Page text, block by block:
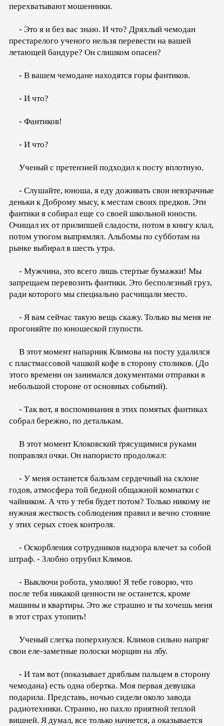
перехватывают мошенники.
- Это я и без вас знаю. И что? Дряхлый чемодан
престарелого ученого нельзя перевести на вашей
летающей бандуре? Он слишком опасен?
- В вашем чемодане находятся горы фантиков.
- И что?
- Фантиков!
- И что?
Ученый с претензией подходил к посту вплотную.
- Слушайте, юноша, я еду доживать свои невзрачные
деньки к Доброму мысу, к местам своих предков. Эти
фантики я собирал еще со своей школьной юности.
Очищал их от прилипшей сладости, потом в книгу клал,
потом утюгом выпрямлял. Альбомы по субботам на
рынке выбирал в шесть утра.
- Мужчина, это всего лишь стертые бумажки! Мы
запрещаем перевозить фантики. Это бесполезный груз,
ради которого мы специально расчищали место.
- Я вам сейчас такую вещь скажу. Только вы меня не
прогоняйте по юношеской глупости.
В этот момент напарник Климова на посту удалился
с пластмассовой чашкой кофе в сторону столиков. (До
этого времени он занимался документами отправки в
небольшой стороне от основных событий).
- Так вот, я воспоминания в этих помятых фантиках
собрал бережно, по деталькам.
В этот момент Клоковский трясущимися руками
поправлял очки. Он напористо продолжал:
- У меня останется бальзам сердечный на склоне
годов, атмосфера той бедной общажной комнатки с
чайником. А что у тебя будет потом? Только никому не
нужная жесткость соблюдения правил и вечно стояние
у этих серых стоек контроля.
- Оскорбления сотрудников надзора влечет за собой
штраф. - Злобно отрубил Климов.
- Выключи робота, умоляю! Я тебе говорю, что
после тебя никакой ценности не останется, кроме
машины и квартиры. Это же страшно и ты хочешь меня
в этот страх утопить!
Ученый слегка поперхнулся. Климов сильно напряг
свои еле-заметные полоски морщин на лбу.
- И там вот (показывает дряблым пальцем в сторону
чемодана) есть одна обертка. Моя первая девушка
подарила. Представь, ночью сидели около завода
радиотехники. Странно, но пахло приятной теплой
вишней. Я думал, все только начнется, а оказывается